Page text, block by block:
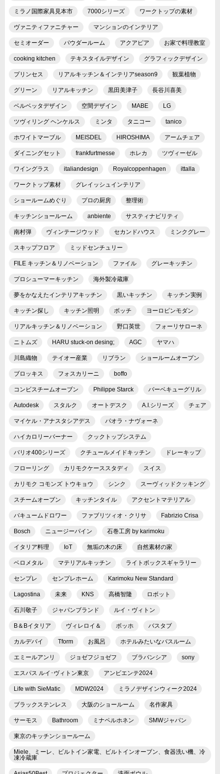
ミラノ国際家具見本市 7000シリーズ ワークトップの素材
ヴァニティファニチャー マンションのインテリア
セミオーダー パウダールーム アクアピア お家で料理教室
cooking kitchen テキスタイルデザイン グラフィックデザイン
プリンセス リアルキッチン＆インテリアseason9 観葉植物
グリーン リアルキッチン 黒田美津子 長谷川喜美
ベルベッタデザイン 空間デザイン MABE LG
ツヴィリング ヘンケルス ミンタ タニコー tanico
ホワイトマーブル MEISDEL HIROSHIMA アームチェア
ダイニングセット frankfurtmesse ホレカ ツヴィーゼル
ワイングラス italiandesign Royalcoppenhagen ittalla
ワークトップ素材 グレイッシュインテリア
ショールームめぐり プロの厨房 整理術
キッチンショールーム anbiente サスティナビリティ
南村弾 ヴィンテージウッド セカンドハウス ミンクグレー
スキップフロア ミッドセンチュリー
FILE キッチン＆リノベーション ファイル グレーキッチン
プロシューマーキッチン 海外製冷蔵庫
夢をかなえたインテリアキッチン 黒いキッチン キッチン実例
キッチン探し キッチン照明 ボッチ ヨーロピンモダン
リアルキッチン＆リノベーション 野口英世 フォーリサローネ
ニトムズ HARU stuck-on desing; AGC ヤマハ
川島織物 テイオー産業 リブラン ショールームオープン
ブロッキス フォスカリーニ boffo
コンビスチームオーブン Philippe Starck バーベキューグリル
Autodesk スタルク オートデスク A.I.シリーズ チェア
マイケル・アナスタシアデス パオラ・ナヴォーネ
ハイカロリーバーナー クックトップシステム
バリオ400シリーズ クチュールメイドキッチン ドレーキップ
フローリング カリモクケーススタディ スイス
カリモク コモンズ トウキョウ シンク スーヴィッドクッキング
スチームオーブン キッチンタイル アクセントマテリアル
バキュームドロワー ファブリツィオ・クリサ Fabrizio Crisa
Bosch ニュージーパイン 石巻工房 by karimoku
イタリア料理 IoT 無垢の木の床 自然素材の家
ベロメタル マテリアルキッチン ライトボックスギャラリー
センプレ センプレホーム Karimoku New Standard
Lagostina 未来 KNS 高橋智隆 ロボット
石川敬子 ジャパンブランド ルイ・ヴィトン
B＆Bイタリア ヴィレロイ＆ ボッホ バスタブ
カルデバイ Tform お風呂 ホテルみたいなバスルーム
エミールアンリ ジョゼフジョゼフ ブラバンシア sony
エスパス ルイ･ヴィトン東京 アンビエンテ2024
Life with SieMatic MDW2024 ミラノデザインウィーク2024
ブラックステンレス 大阪のショールーム 名作家具
サーモス Bathroom ミナペルホネン SMWジャパン
東京のキッチンショールーム
Miele、ミーレ、ビルトイン家電、ビルトインオーブン、食器洗い機、冷
凍冷蔵庫